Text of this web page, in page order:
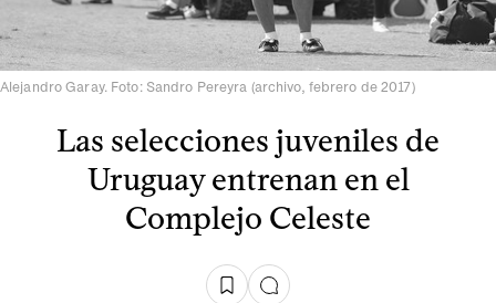
Alejandro Garay. Foto: Sandro Pereyra (archivo, febrero de 2017)
Las selecciones juveniles de
Uruguay entrenan en el
Complejo Celeste